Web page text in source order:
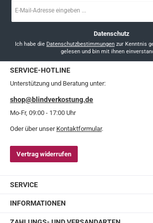
Mail-
Datenschutz
Ich habe die Datenschutzbestimmungen zur Kenntnis
gelesen und bin mit ihnen
SERVICE-HOTLINE
Unterstützung und Beratung unter:
shop@blindverkostung.de
Mo-Fr, 09:00 - 17:00 Uhr
Oder über unser Kontaktformular.
Vertrag widerrufen
SERVICE
INFORMATIONEN